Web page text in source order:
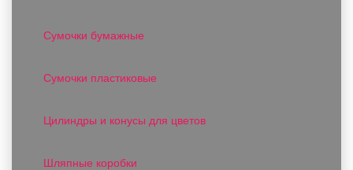
Сумочки бумажные
Сумочки пластиковые
Цилиндры и конусы для цветов
Шляпные коробки